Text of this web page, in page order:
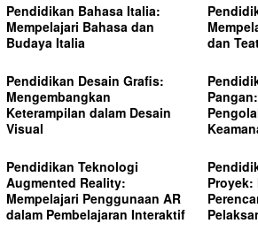
Pendidikan Bahasa Italia:
Mempelajari Bahasa dan
Budaya Italia
dan
Pendidikan Desain Grafis:
Mengembangkan
Keterampilan dalam Desain
Visual
Pendidikan Teknologi
Augmented Reality:
Mempelajari Penggunaan AR
dalam Pembelajaran Interaktif
Proyek: